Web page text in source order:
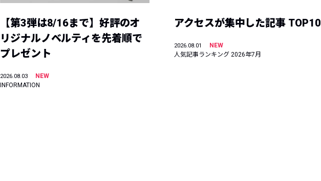
【第3弾は8/16まで】好評のオ
リジナルノベルティを先着順で
プレゼント
2026.08.03
NEW
INFORMATION
アクセスが集中した記事 TOP10
2026.08.01
NEW
人気記事ランキング 2026年7月